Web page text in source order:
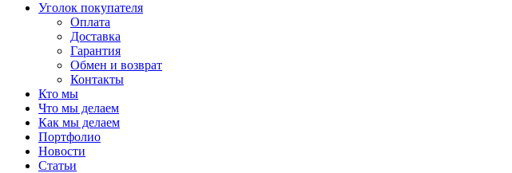
Уголок покупателя
Оплата
Доставка
Гарантия
Обмен и возврат
Контакты
Кто мы
Что мы делаем
Как мы делаем
Портфолио
Новости
Статьи